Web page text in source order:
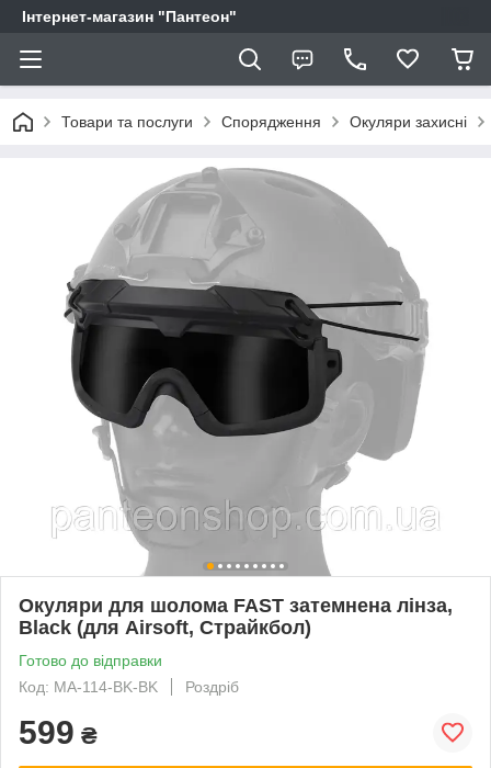
Інтернет-магазин "Пантеон"
Товари та послуги Спорядження Окуляри захисні
Окуляри для шолома FAST затемнена лінза,
Black (для Airsoft, Страйкбол)
Готово до відправки
Код: MA-114-BK-BK
Роздріб
599 ₴